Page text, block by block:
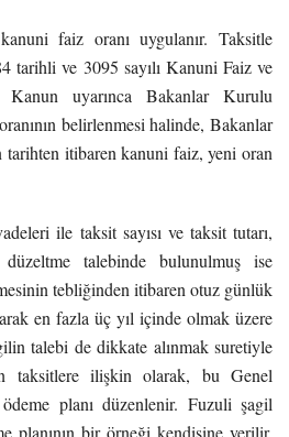
faiz oranı uygulanır. Taksitle
tarihli ve 3095 sayılı Kanuni Faiz ve
uyarınca Bakanlar Kurulu
belirlenmesi halinde, Bakanlar
itibaren kanuni faiz, yeni oran
ile taksit sayısı ve taksit tutarı,
talebinde bulunulmuş ise
tebliğinden itibaren otuz günlük
en fazla üç yıl içinde olmak üzere
talebi de dikkate alınmak suretiyle
taksitlere ilişkin olarak, bu Genel
planı düzenlenir. Fuzuli şagil
planının bir örneği kendisine verilir,